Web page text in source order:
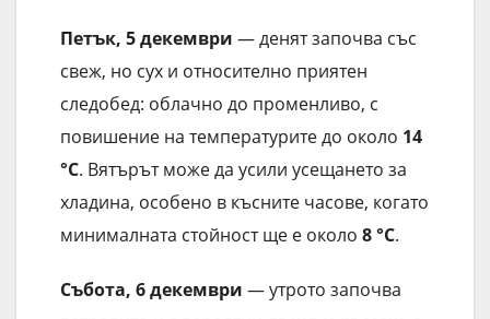
Петък, 5 декември — денят започва със
свеж, но сух и относително приятен
следобед: облачно до променливо, с
повишение на температурите до около 14
°C. Вятърът може да усили усещането за
хладина, особено в късните часове, когато
минималната стойност ще е около 8 °C.
Събота, 6 декември — утрото започва